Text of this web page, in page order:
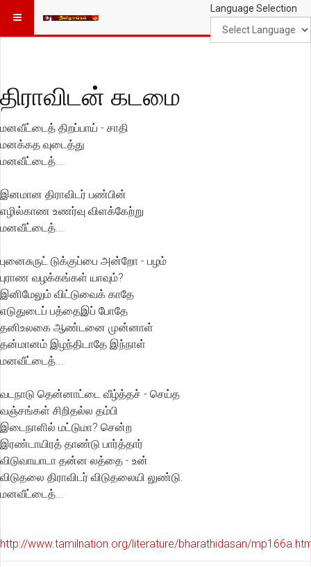
Language Selection
திராவிடன் கடமை
மனவீட்டைத் திறப்பாய் - சாதி
மனக்கத வுடைத்து
மனவீட்டைத்...
இனமான திராவிடர் பண்பின்
எழில்காண உணர்வு விளக்கேற்று
மனவீட்டைத்...
புனைசுருட் டுக்குப்பை அன்றோ - பழம்
புராண வழக்கங்கள் யாவும்?
இனிமேலும் விட்டுவைக் காதே
எடுதுடைப் பத்தைஇப் போதே
தனிஉலகை ஆண்டனை முன்னாள்
தன்மானம் இழந்திடாதே இந்நாள்
மனவீட்டைத்...
வடநாடு தென்னாட்டை வீழ்த்தச் - செய்த
வஞ்சங்கள் சிறிதல்ல தம்பி
இடைநாளில் மட்டுமா? சென்ற
இரண்டாயிரத் தாண்டு பார்த்தார்
விடுவாயாடா தன்ன லத்தை - உன்
விடுதலை திராவிடர் விடுதலையி லுண்டு.
மனவீட்டைத்...
http://www.tamilnation.org/literature/bharathidasan/